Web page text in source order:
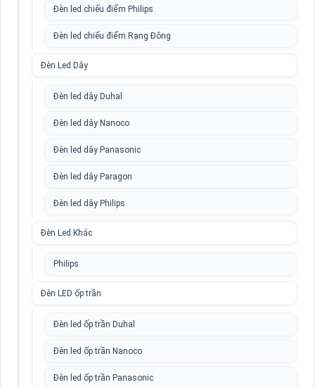
Đèn led chiếu điểm Philips
Đèn led chiếu điểm Rạng Đông
Đèn Led Dây
Đèn led dây Duhal
Đèn led dây Nanoco
Đèn led dây Panasonic
Đèn led dây Paragon
Đèn led dây Philips
Đèn Led Khác
Philips
Đèn LED ốp trần
Đèn led ốp trần Duhal
Đèn led ốp trần Nanoco
Đèn led ốp trần Panasonic